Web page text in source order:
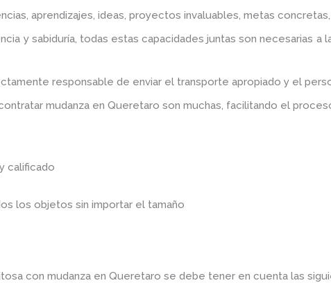
aprendizajes, ideas, proyectos invaluables, metas
y sabiduría, todas estas capacidades juntas son necesarias a
responsable de enviar el transporte apropiado y el
mudanza en Queretaro son muchas, facilitando el
calificado
los objetos sin importar el tamaño
con mudanza en Queretaro se debe tener en cuenta las